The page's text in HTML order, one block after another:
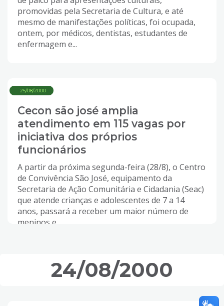
promovidas pela Secretaria de Cultura, e até
mesmo de manifestações políticas, foi ocupada,
ontem, por médicos, dentistas, estudantes de
enfermagem e...
25/08/2000
Cecon são josé amplia
atendimento em 115 vagas por
iniciativa dos próprios
funcionários
A partir da próxima segunda-feira (28/8), o Centro
de Convivência São José, equipamento da
Secretaria de Ação Comunitária e Cidadania (Seac)
que atende crianças e adolescentes de 7 a 14
anos, passará a receber um maior número de
meninos e...
24/08/2000